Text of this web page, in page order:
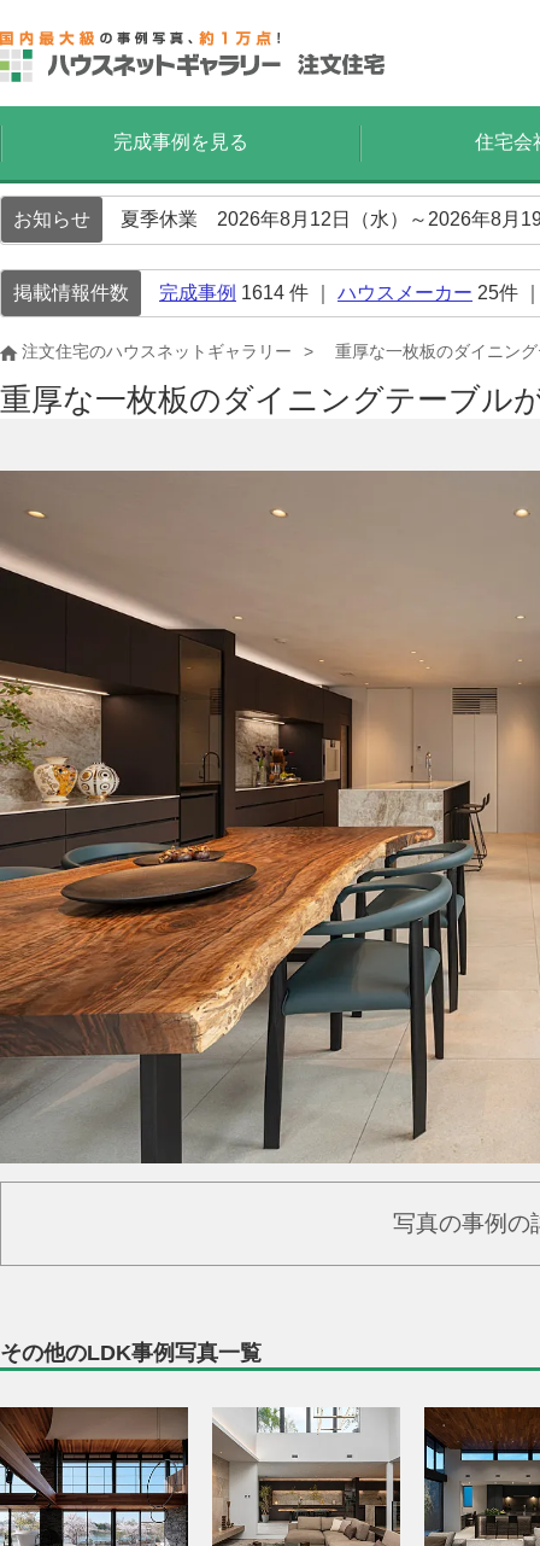
完成事例を見る 住宅会
お知らせ 夏季休業 2026年8月12日（水）～2026年8月
掲載情報件数 完成事例 1614 件 ｜ ハウスメーカー 25件
注文住宅のハウスネットギャラリー 重厚な一枚板のダイニン
重厚な一枚板のダイニングテーブル
写真の事例の
その他のLDK事例写真一覧